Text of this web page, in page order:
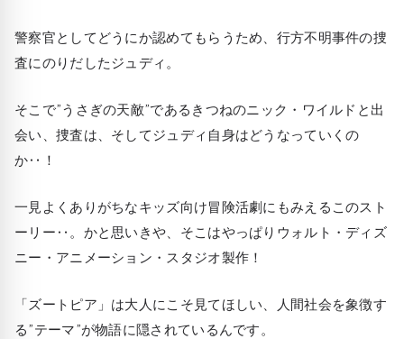
警察官としてどうにか認めてもらうため、行方不明事件の捜
査にのりだしたジュディ。
そこで”うさぎの天敵”であるきつねのニック・ワイルドと出
会い、捜査は、そしてジュディ自身はどうなっていくの
か‥！
一見よくありがちなキッズ向け冒険活劇にもみえるこのスト
ーリー‥。かと思いきや、そこはやっぱりウォルト・ディズ
ニー・アニメーション・スタジオ製作！
「ズートピア」は大人にこそ見てほしい、人間社会を象徴す
る”テーマ”が物語に隠されているんです。